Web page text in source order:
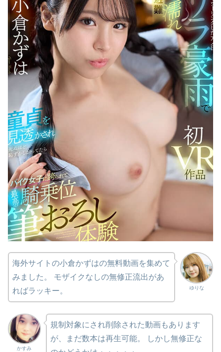
ゆりな
海外サイトの小倉かずはの無料動画を集めて
みました。 モザイクなしの無修正流出があ
ればラッキー。
かすみ
規制対象にされ削除された動画もあります
が、まだ数本は再生可能。 しかし無修正な